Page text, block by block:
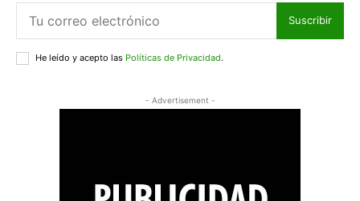
Suscribir
He leído y acepto las Políticas de Privacidad.
- Advertisement -